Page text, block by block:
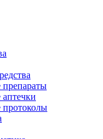
препараты
аптечки
протоколы